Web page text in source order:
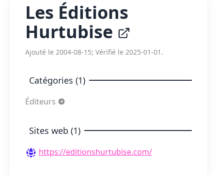
Les Éditions
Hurtubise
Ajouté le 2004-08-15; Vérifié le 2025-01-01.
Catégories (1)
Éditeurs
Sites web (1)
https://editionshurtubise.com/